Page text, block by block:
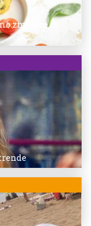
zmešate in